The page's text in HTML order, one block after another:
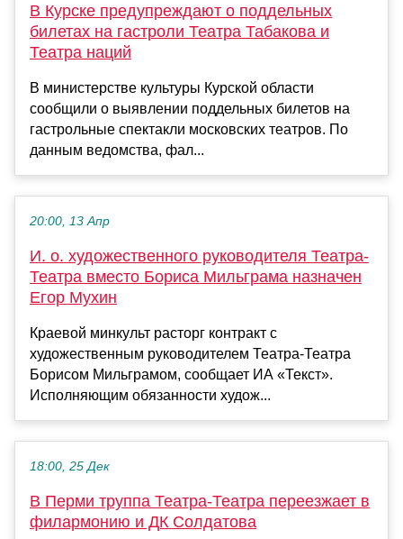
В Курске предупреждают о поддельных
билетах на гастроли Театра Табакова и
Театра наций
В министерстве культуры Курской области
сообщили о выявлении поддельных билетов на
гастрольные спектакли московских театров. По
данным ведомства, фал...
20:00, 13 Апр
И. о. художественного руководителя Театра-
Театра вместо Бориса Мильграма назначен
Егор Мухин
Краевой минкульт расторг контракт с
художественным руководителем Театра-Театра
Борисом Мильграмом, сообщает ИА «Текст».
Исполняющим обязанности худож...
18:00, 25 Дек
В Перми труппа Театра-Театра переезжает в
филармонию и ДК Солдатова